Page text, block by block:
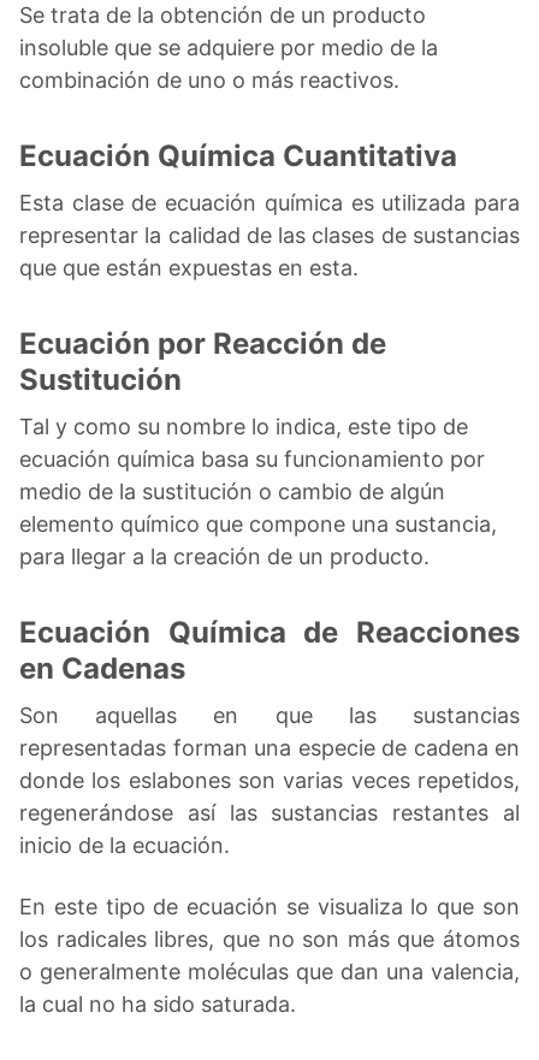
Se trata de la obtención de un producto
insoluble que se adquiere por medio de la
combinación de uno o más reactivos.
Ecuación Química Cuantitativa
Esta clase de ecuación química es utilizada para
representar la calidad de las clases de sustancias
que que están expuestas en esta.
Ecuación por Reacción de
Sustitución
Tal y como su nombre lo indica, este tipo de
ecuación química basa su funcionamiento por
medio de la sustitución o cambio de algún
elemento químico que compone una sustancia,
para llegar a la creación de un producto.
Ecuación Química de Reacciones
en Cadenas
Son aquellas en que las sustancias
representadas forman una especie de cadena en
donde los eslabones son varias veces repetidos,
regenerándose así las sustancias restantes al
inicio de la ecuación.
En este tipo de ecuación se visualiza lo que son
los radicales libres, que no son más que átomos
o generalmente moléculas que dan una valencia,
la cual no ha sido saturada.